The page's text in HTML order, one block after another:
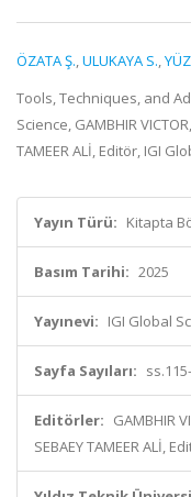
ÖZATA Ş.,ULUKAYA S.,
Tools, Techniques, and
Science, GAMBHIR
TAMEER ALİ, Editör, IGI
Yayın Türü: Kitapta
Basım Tarihi: 2025
Yayınevi: IGI Global
Sayfa Sayıları:
Editörler: GAMBHIR
SEBAEY TAMEER ALİ,